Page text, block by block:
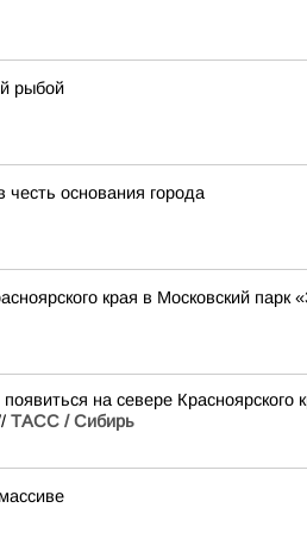
рыбой
основания города
края в Московский
на севере
ТАСС / Сибирь